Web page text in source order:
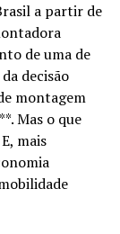
a partir de
de uma de
decisão
montagem
Mas o que
mais